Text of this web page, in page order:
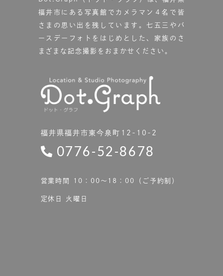
福井市にある写真館で カメラマン４名で皆
さまの思い出を残しています。七五三やバ
ースデーフォトをはじめとした、家族のさ
まざまな記念撮影をおまかせください。
福井県福井市東今泉町12-10-2
0776-52-8678
営業時間 10：00〜18：00（ご予約制）
定休日 火曜日